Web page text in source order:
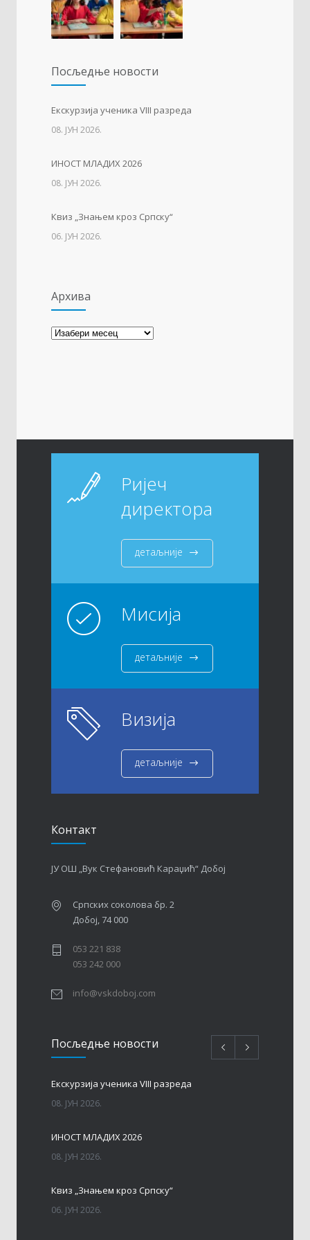
23. АПРИЛ 2021.
Упис дјеце у први разред
01. ФЕБРУАР 2023.
Тесла позива на квиз
14. АПРИЛ 2021.
Свјетски дан вода
Посљедњe новости
Eкскурзија ученика VIII разреда
08. ЈУН 2026.
ИНОСТ МЛАДИХ 2026
08. ЈУН 2026.
Квиз „Знањем кроз Српску“
06. ЈУН 2026.
Архива
Архива
Ријеч
директора
детаљније
Мисија
детаљније
Визија
детаљније
Контакт
ЈУ ОШ „Вук Стефановић Караџић“ Добој
Српских соколова бр. 2
Добој, 74 000
053 221 838
053 242 000
info@vskdoboj.com
Посљедњe новости
Eкскурзија ученика VIII разреда
08. ЈУН 2026.
ИНОСТ МЛАДИХ 2026
08. ЈУН 2026.
Квиз „Знањем кроз Српску“
06. ЈУН 2026.